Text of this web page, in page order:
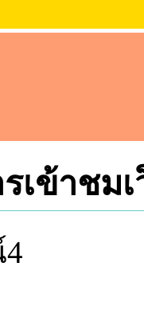
เข้าชม
4